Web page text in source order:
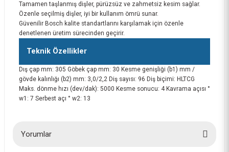
Tamamen taşlanmış dişler, pürüzsüz ve zahmetsiz kesim sağlar.
Özenle seçilmiş dişler, iyi bir kullanım ömrü sunar.
Güvenilir Bosch kalite standartlarını karşılamak için özenle
denetlenen üretim sürecinden geçirir.
Teknik Özellikler
Dış çap mm: 305 Göbek çap mm: 30 Kesme genişliği (b1) mm /
gövde kalınlığı (b2) mm: 3,0/2,2 Diş sayısı: 96 Diş biçimi: HLTCG
Maks. dönme hızı (dev/dak): 5000 Kesme sonucu: 4 Kavrama açısı °
w1: 7 Serbest açı ° w2: 13
Yorumlar